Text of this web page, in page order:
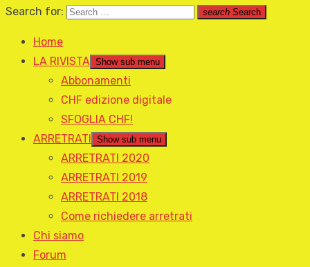
Search for: search Search
Home
LA RIVISTA Show sub menu
Abbonamenti
CHF edizione digitale
SFOGLIA CHF!
ARRETRATI
Show sub menu
ARRETRATI 2020
ARRETRATI 2019
ARRETRATI 2018
Come richiedere arretrati
Chi siamo
Forum